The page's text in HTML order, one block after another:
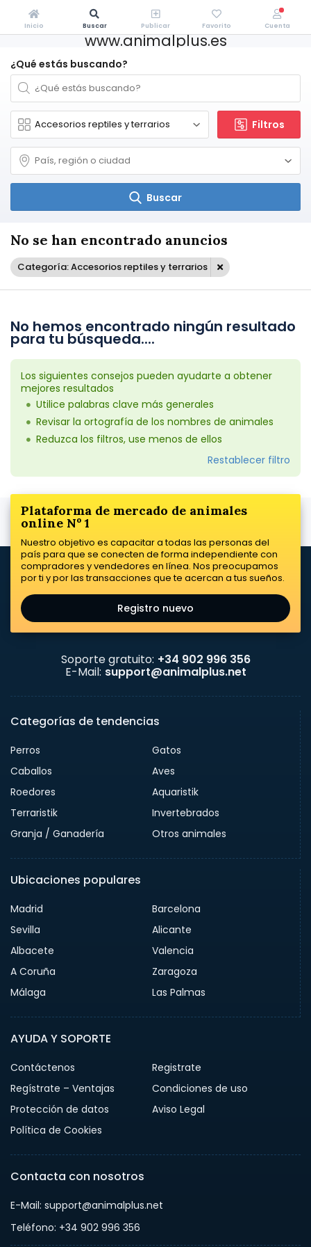
www.animalplus.es
¿Qué estás buscando?
Filtros
Buscar
No se han encontrado anuncios
Categoría: Accesorios reptiles y terrarios
No hemos encontrado ningún resultado
para tu búsqueda....
Los siguientes consejos pueden ayudarte a obtener
mejores resultados
Utilice palabras clave más generales
Revisar la ortografía de los nombres de animales
Reduzca los filtros, use menos de ellos
Restablecer filtro
Plataforma de mercado de animales
online Nº 1
Nuestro objetivo es capacitar a todas las personas del
país para que se conecten de forma independiente con
compradores y vendedores en línea. Nos preocupamos
por ti y por las transacciones que te acercan a tus sueños.
Registro nuevo
Soporte gratuito: +34 902 996 356
E-Mail: support@animalplus.net
Categorías de tendencias
Perros
Gatos
Caballos
Aves
Roedores
Aquaristik
Terraristik
Invertebrados
Granja / Ganadería
Otros animales
Ubicaciones populares
Madrid
Barcelona
Sevilla
Alicante
Albacete
Valencia
A Coruña
Zaragoza
Málaga
Las Palmas
AYUDA Y SOPORTE
Contáctenos
Registrate
Regístrate – Ventajas
Condiciones de uso
Protección de datos
Aviso Legal
Política de Cookies
Contacta con nosotros
E-Mail: support@animalplus.net
Teléfono: +34 902 996 356
Inicio Buscar Publicar Favorito Cuenta